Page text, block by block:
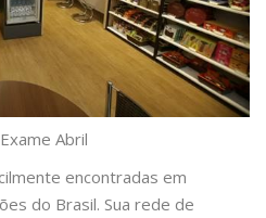
Abril
encontradas em
do Brasil. Sua rede de